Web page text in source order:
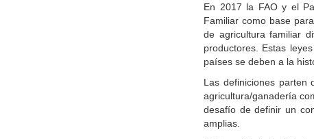
En 2017 la FAO y el
Familiar como base
de agricultura familiar
productores. Estas
países se deben a la
Las definiciones
agricultura/ganadería
desafío de definir un
amplias.